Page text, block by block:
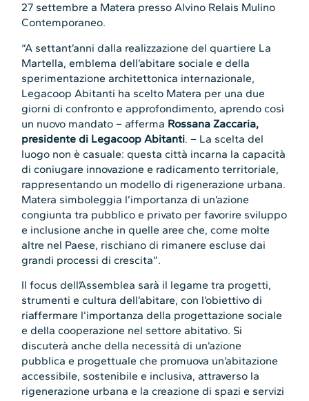
27 settembre a Matera presso Alvino Relais Mulino
Contemporaneo.
“A settant’anni dalla realizzazione del quartiere La
Martella, emblema dell’abitare sociale e della
sperimentazione architettonica internazionale,
Legacoop Abitanti ha scelto Matera per una due
giorni di confronto e approfondimento, aprendo così
un nuovo mandato – afferma Rossana Zaccaria,
presidente di Legacoop Abitanti. – La scelta del
luogo non è casuale: questa città incarna la capacità
di coniugare innovazione e radicamento territoriale,
rappresentando un modello di rigenerazione urbana.
Matera simboleggia l’importanza di un’azione
congiunta tra pubblico e privato per favorire sviluppo
e inclusione anche in quelle aree che, come molte
altre nel Paese, rischiano di rimanere escluse dai
grandi processi di crescita”.
Il focus dell’Assemblea sarà il legame tra progetti,
strumenti e cultura dell’abitare, con l’obiettivo di
riaffermare l’importanza della progettazione sociale
e della cooperazione nel settore abitativo. Si
discuterà anche della necessità di un’azione
pubblica e progettuale che promuova un’abitazione
accessibile, sostenibile e inclusiva, attraverso la
rigenerazione urbana e la creazione di spazi e servizi